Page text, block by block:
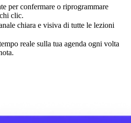
per confermare o riprogrammare
clic.
chiara e visiva di tutte le lezioni
reale sulla tua agenda ogni volta